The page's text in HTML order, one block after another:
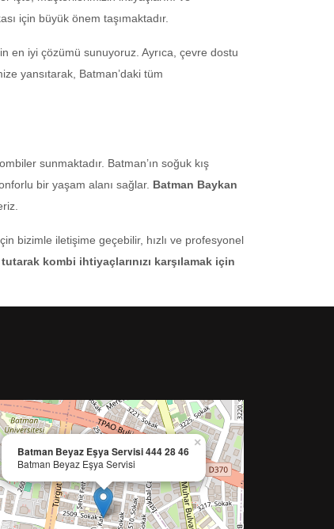
için büyük önem taşımaktadır.
en iyi çözümü sunuyoruz. Ayrıca, çevre dostu
yansıtarak, Batman’daki tüm
sunmaktadır. Batman’ın soğuk kış
bir yaşam alanı sağlar. Batman Baykan
bizimle iletişime geçebilir, hızlı ve profesyonel
kombi ihtiyaçlarınızı karşılamak için
Batman Beyaz Eşya Servisi 444 28 46
Batman Beyaz Eşya Servisi
×